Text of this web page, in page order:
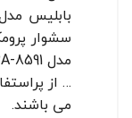
… از
می باشند.